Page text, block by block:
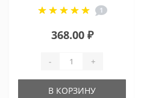
1
368.00 ₽
- +
В КОРЗИНУ